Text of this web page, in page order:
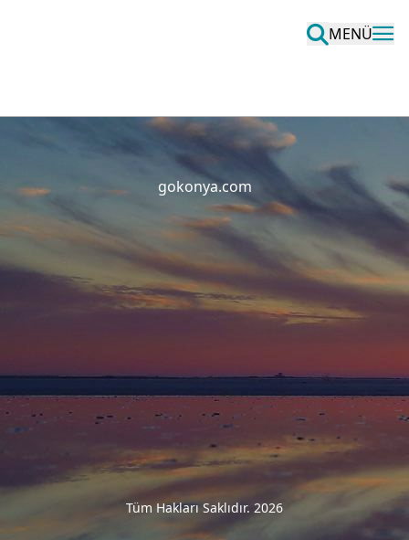
MENÜ
gokonya.com
Tüm Hakları Saklıdır. 2026